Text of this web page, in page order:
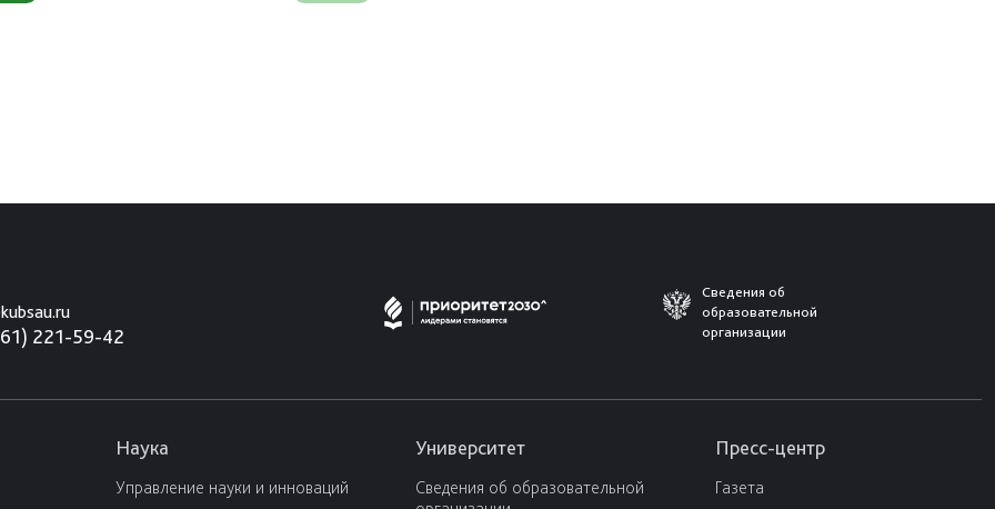
221-59-42
Сведения об
образовательной
организации
Наука
Управление науки и инноваций
Университет
Сведения об образовательной
Пресс-центр
Газета